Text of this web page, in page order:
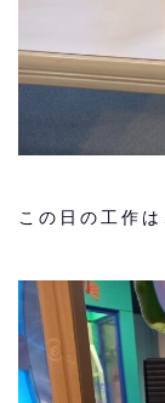
この日の工作